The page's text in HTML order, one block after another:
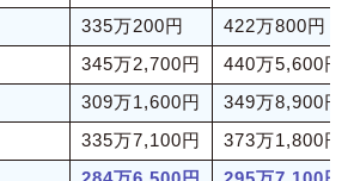
335万200円
422万800円
345万2,700円
440万5,600円
309万1,600円
349万8,900円
335万7,100円
373万1,800円